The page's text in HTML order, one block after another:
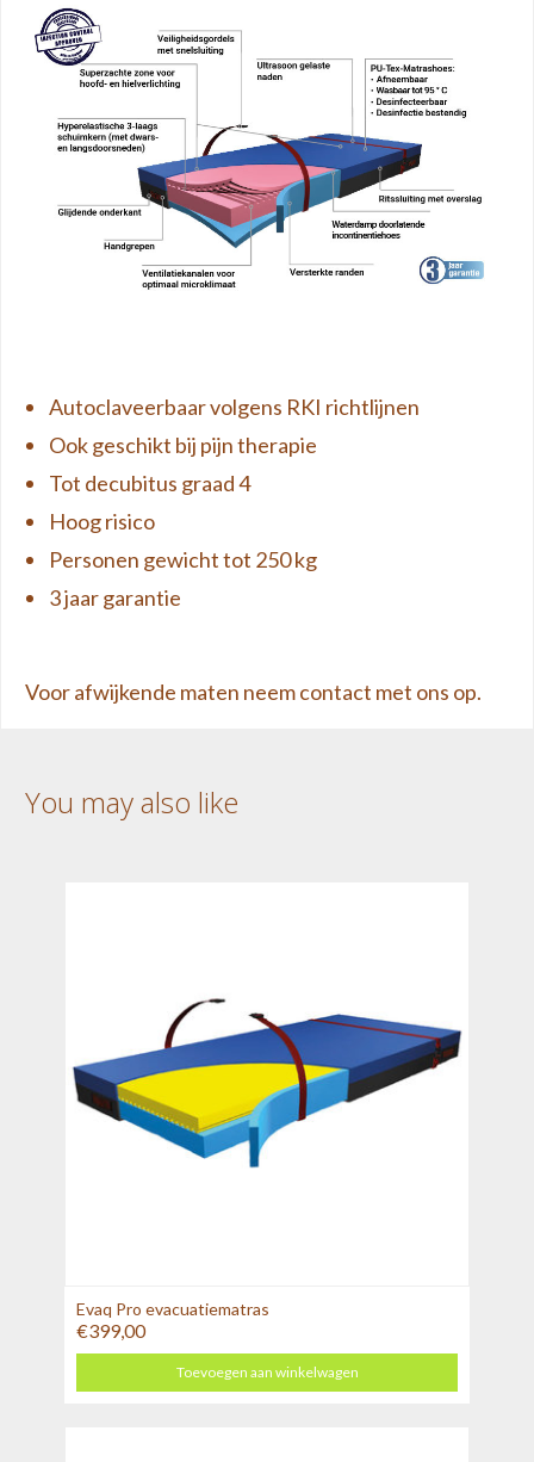
Autoclaveerbaar volgens RKI richtlijnen
Ook geschikt bij pijn therapie
Tot decubitus graad 4
Hoog risico
Personen gewicht tot 250 kg
3 jaar garantie
Voor afwijkende maten neemcontact met ons op.
You may also like
Evaq Pro evacuatiematras
€399,00
Toevoegen aan winkelwagen